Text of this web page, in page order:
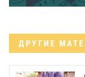
ДРУГИЕ